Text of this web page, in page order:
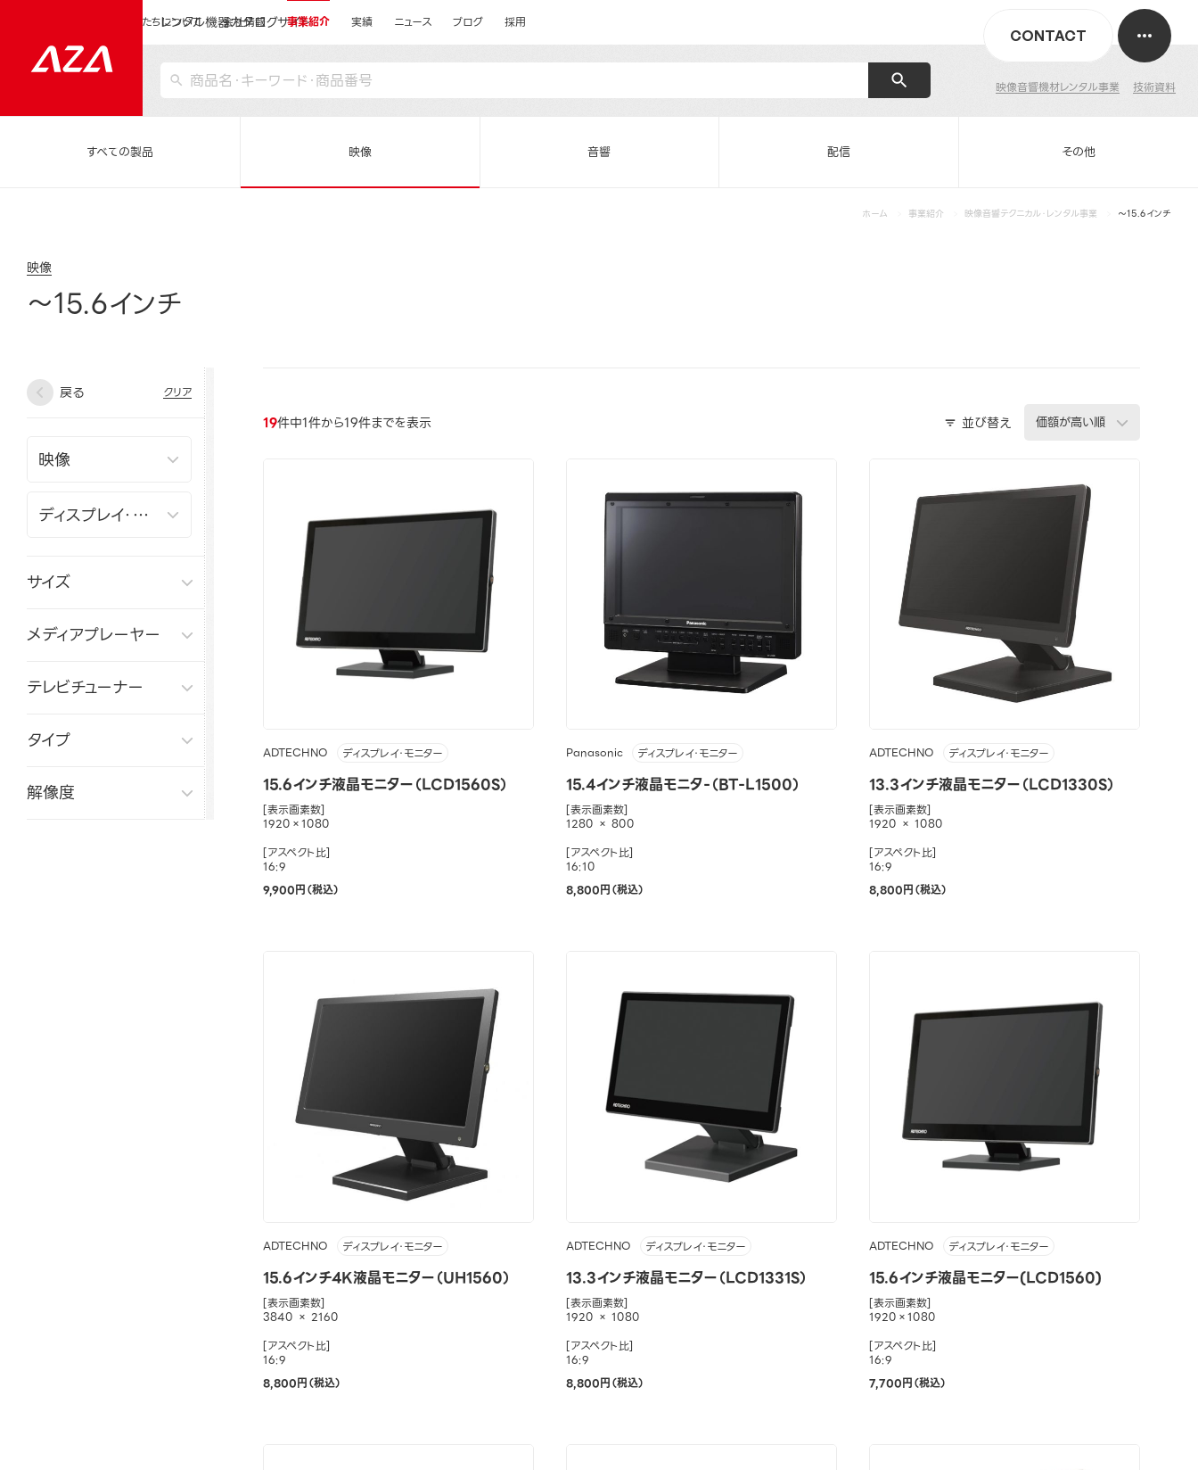
レンタル機器カタログサイト
映像音響機材レンタル事業 技術資料
CONTACT
私たちについて 会社情報 事業紹介 実績 ニュース ブログ 採用
すべての製品 映像 音響 配信 その他
ホーム 事業紹介 映像音響テクニカル・レンタル事業 ～15.6インチ
映像
～15.6インチ
戻る クリア
サイズ
メディアプレーヤー
テレビチューナー
タイプ
解像度
19件中1件から19件までを表示 並び替え
ADTECHNO ディスプレイ・モニター
15.6インチ液晶モニター（LCD1560S）
[表示画素数]
1920×1080
[アスペクト比]
16:9
9,900円（税込）
Panasonic ディスプレイ・モニター
15.4インチ液晶モニタ-（BT-L1500）
[表示画素数]
1280 × 800
[アスペクト比]
16:10
8,800円（税込）
ADTECHNO ディスプレイ・モニター
13.3インチ液晶モニター（LCD1330S）
[表示画素数]
1920 × 1080
[アスペクト比]
16:9
8,800円（税込）
ADTECHNO ディスプレイ・モニター
15.6インチ4K液晶モニター（UH1560）
[表示画素数]
3840 × 2160
[アスペクト比]
16:9
8,800円（税込）
ADTECHNO ディスプレイ・モニター
13.3インチ液晶モニター（LCD1331S）
[表示画素数]
1920 × 1080
[アスペクト比]
16:9
8,800円（税込）
ADTECHNO ディスプレイ・モニター
15.6インチ液晶モニター(LCD1560)
[表示画素数]
1920×1080
[アスペクト比]
16:9
7,700円（税込）